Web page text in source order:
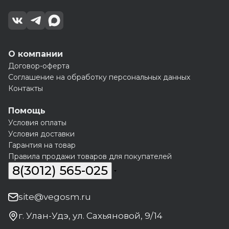
О компании
Договор-оферта
Соглашение на обработку персональных данных
Контакты
Помощь
Условия оплаты
Условия доставки
Гарантия на товар
Правила продажи товаров для покупателей
8(3012) 565-025
site@vegosm.ru
г. Улан-Удэ, ул. Сахьяновой, 9/14